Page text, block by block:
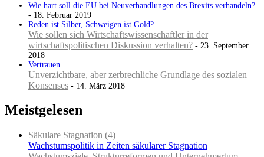
Wie hart soll die EU bei Neuverhandlungen des Brexits verhandeln?
- 18. Februar 2019
Reden ist Silber, Schweigen ist Gold?
Wie sollen sich Wirtschaftswissenschaftler in der
wirtschaftspolitischen Diskussion verhalten? - 23. September
2018
Vertrauen
Unverzichtbare, aber zerbrechliche Grundlage des sozialen
Konsenses - 14. März 2018
Meistgelesen
Säkulare Stagnation (4)
Wachstumspolitik in Zeiten säkularer Stagnation